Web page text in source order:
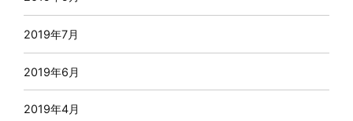
2019年7月
2019年6月
2019年4月